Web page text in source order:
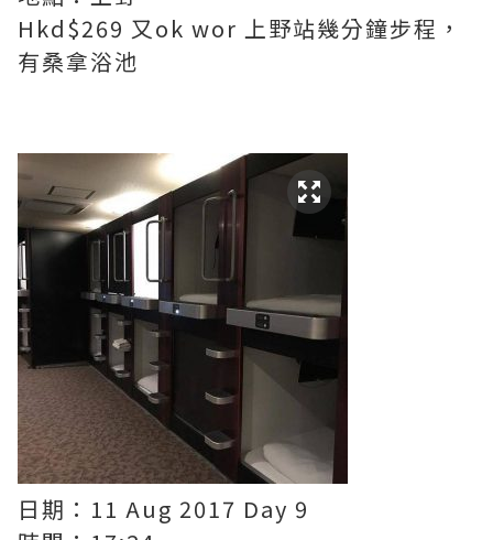
Hkd$269 又ok wor 上野站幾分鐘步程，
有桑拿浴池
日期：11 Aug 2017 Day 9